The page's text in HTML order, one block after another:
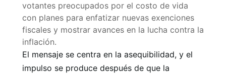
votantes preocupados por el costo de vida
con planes para enfatizar nuevas exenciones
fiscales y mostrar avances en la lucha contra la
inflación.
El mensaje se centra en la asequibilidad, y el
impulso se produce después de que la